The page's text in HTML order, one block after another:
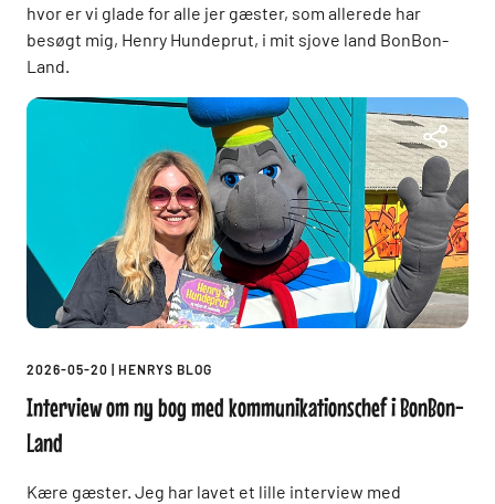
hvor er vi glade for alle jer gæster, som allerede har
besøgt mig, Henry Hundeprut, i mit sjove land BonBon-
Land.
2026-05-20 HENRYS BLOG
Interview om ny bog med kommunikationschef i BonBon-
Land
Kære gæster. Jeg har lavet et lille interview med